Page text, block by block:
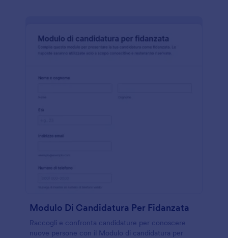
Modulo Di Candidatura Per Fidanzata
Raccogli e confronta candidature per conoscere
nuove persone con il Modulo di candidatura per